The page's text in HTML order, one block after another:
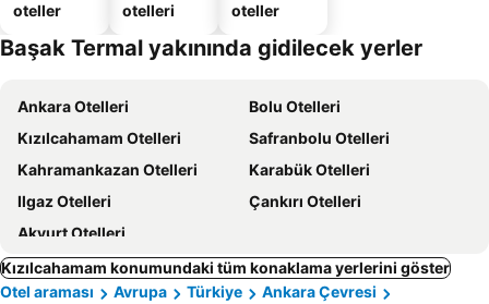
oteller
otelleri
oteller
Başak Termal yakınında gidilecek yerler
Ankara Otelleri
Bolu Otelleri
Kızılcahamam Otelleri
Safranbolu Otelleri
Kahramankazan Otelleri
Karabük Otelleri
Ilgaz Otelleri
Çankırı Otelleri
Akyurt Otelleri
Kızılcahamam konumundaki tüm konaklama yerlerini göster
Otel araması
Avrupa Türkiye
Ankara Çevresi